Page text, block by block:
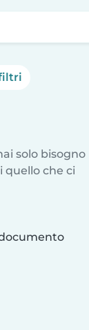
solo bisogno
che ci